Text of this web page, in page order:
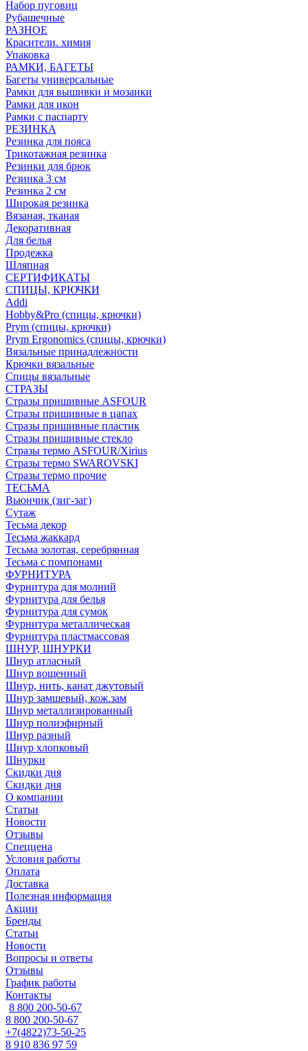
Набор пуговиц
Рубашечные
РАЗНОЕ
Красители. химия
Упаковка
РАМКИ, БАГЕТЫ
Багеты универсальные
Рамки для вышивки и мозаики
Рамки для икон
Рамки с паспарту
РЕЗИНКА
Резинка для пояса
Трикотажная резинка
Резинки для брюк
Резинка 3 см
Резинка 2 см
Широкая резинка
Вязаная, тканая
Декоративная
Для белья
Продежка
Шляпная
СЕРТИФИКАТЫ
СПИЦЫ, КРЮЧКИ
Addi
Hobby&Pro (спицы, крючки)
Prym (спицы, крючки)
Prym Ergonomics (спицы, крючки)
Вязальные принадлежности
Крючки вязальные
Спицы вязальные
СТРАЗЫ
Стразы пришивные ASFOUR
Стразы пришивные в цапах
Стразы пришивные пластик
Стразы пришивные стекло
Стразы термо ASFOUR/Xirius
Стразы термо SWAROVSKI
Стразы термо прочие
ТЕСЬМА
Вьюнчик (зиг-заг)
Сутаж
Тесьма декор
Тесьма жаккард
Тесьма золотая, серебрянная
Тесьма с помпонами
ФУРНИТУРА
Фурнитура для молний
Фурнитура для белья
Фурнитура для сумок
Фурнитура металлическая
Фурнитура пластмассовая
ШНУР, ШНУРКИ
Шнур атласный
Шнур вощенный
Шнур, нить, канат джутовый
Шнур замшевый, кож.зам
Шнур металлизированный
Шнур полиэфирный
Шнур разный
Шнур хлопковый
Шнурки
Скидки дня
Скидки дня
О компании
Статьи
Новости
Отзывы
Спеццена
Условия работы
Оплата
Доставка
Полезная информация
Акции
Бренды
Статьи
Новости
Вопросы и ответы
Отзывы
График работы
Контакты
8 800 200-50-67
8 800 200-50-67
+7(4822)73-50-25
8 910 836 97 59